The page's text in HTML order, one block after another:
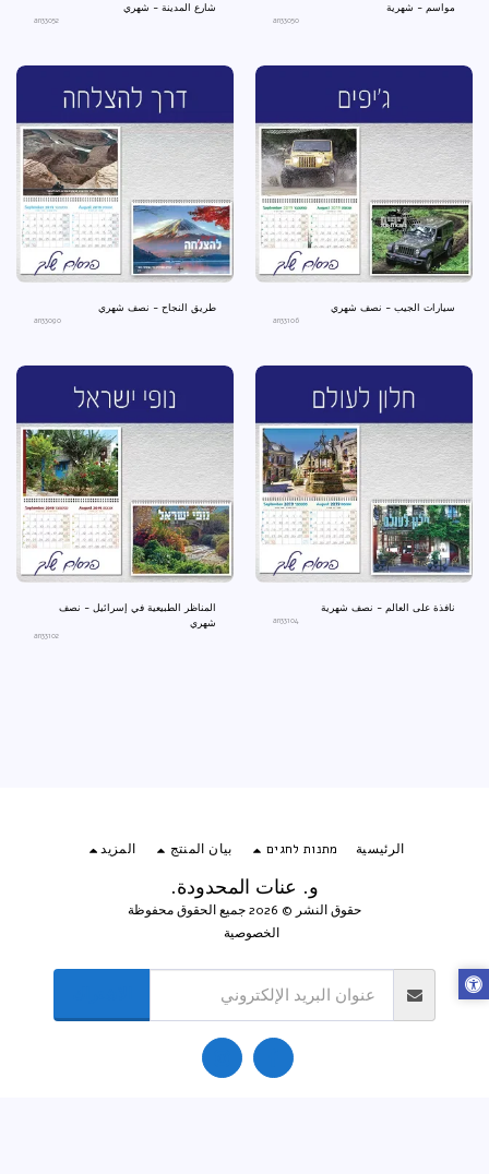
مواسم - شهرية
an33050
شارع المدينة - شهري
an33052
سيارات الجيب - نصف شهري
an33106
طريق النجاح - نصف شهري
an33090
نافذة على العالم - نصف شهرية
an33104
المناظر الطبيعية في إسرائيل - نصف
شهري
an33102
و. عنات المحدودة.
حقوق النشر © 2026 جميع الحقوق محفوظة
الخصوصية
الرئيسية מתנות לחגים بيان المنتج المزيد